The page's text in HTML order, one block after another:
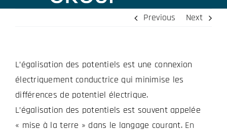
SOLUTIONS
VIRTUELLEMENT EN HAUT
ENTREPRISE
CONTACT
Previous Next
L’égalisation des potentiels est une connexion
électriquement conductrice qui minimise les
différences de potentiel électrique.
L’égalisation des potentiels est souvent appelée
« mise à la terre » dans le langage courant. En